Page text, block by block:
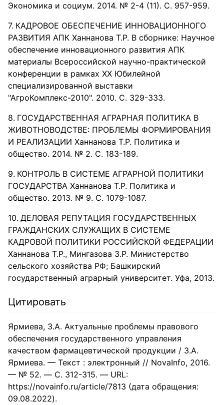
Экономика и социум. 2014. № 2-4 (11). С. 957-959.
КАДРОВОЕ ОБЕСПЕЧЕНИЕ ИННОВАЦИОННОГО
РАЗВИТИЯ АПК Ханнанова Т.Р. В сборнике: Научное
обеспечение инновационного развития АПК
материалы Всероссийской научно-практической
конференции в рамках XX Юбилейной
специализированной выставки
"АгроКомплекс-2010". 2010. С. 329-333.
ГОСУДАРСТВЕННАЯ АГРАРНАЯ ПОЛИТИКА В
ЖИВОТНОВОДСТВЕ: ПРОБЛЕМЫ ФОРМИРОВАНИЯ
И РЕАЛИЗАЦИИ Ханнанова Т.Р. Политика и
общество. 2014. № 2. С. 183-189.
КОНТРОЛЬ В СИСТЕМЕ АГРАРНОЙ ПОЛИТИКИ
ГОСУДАРСТВА Ханнанова Т.Р. Политика и
общество. 2013. № 9. С. 1079-1087.
ДЕЛОВАЯ РЕПУТАЦИЯ ГОСУДАРСТВЕННЫХ
ГРАЖДАНСКИХ СЛУЖАЩИХ В СИСТЕМЕ
КАДРОВОЙ ПОЛИТИКИ РОССИЙСКОЙ ФЕДЕРАЦИИ
Ханнанова Т.Р., Мингазова З.Р. Министерство
сельского хозяйства РФ; Башкирский
государственный аграрный университет. Уфа, 2013.
Цитировать
Ярмиева, З.А. Актуальные проблемы правового
обеспечения государственного управления
качеством фармацевтической продукции / З.А.
Ярмиева. — Текст : электронный // NovaInfo, 2016.
— № 52. — С. 312-315. — URL:
https://novainfo.ru/article/7813 (дата обращения:
09.08.2022).